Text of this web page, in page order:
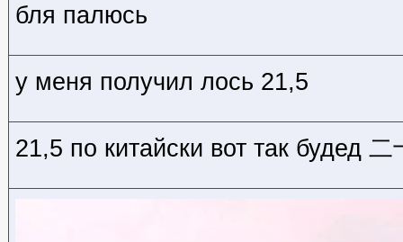
бля палюсь
у меня получил лось 21,5
21,5 по китайски вот так будед